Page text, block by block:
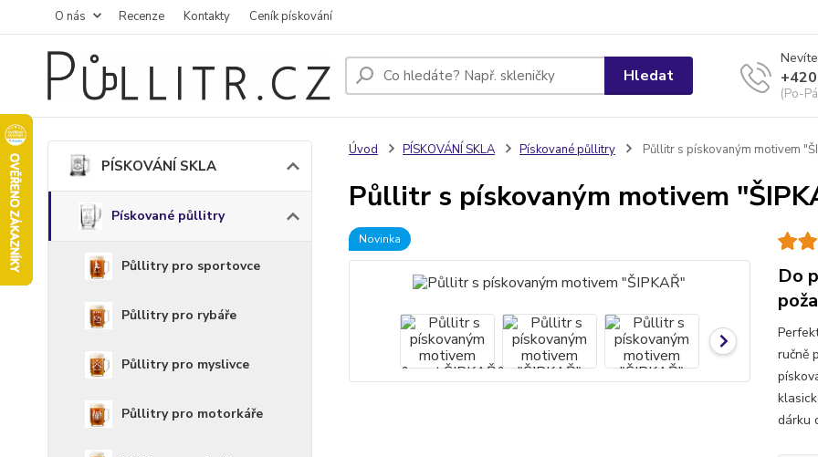
O nás Recenze Kontakty Ceník pískování
Hledat
(Po-
PÍSKOVÁNÍ SKLA
Pískované půllitry
Půllitry pro sportovce
Půllitry pro rybáře
Půllitry pro myslivce
Půllitry pro motorkáře
Úvod PÍSKOVÁNÍ SKLA Pískované půllitry Půllitr s pískovaným motivem
Půllitr s pískovaným motivem
Novinka
Do
ručně
dárku